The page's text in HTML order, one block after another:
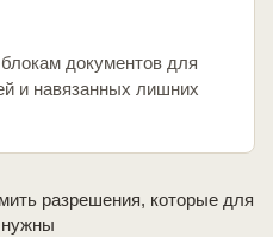
документов для
и навязанных лишних
разрешения, которые для
нужны